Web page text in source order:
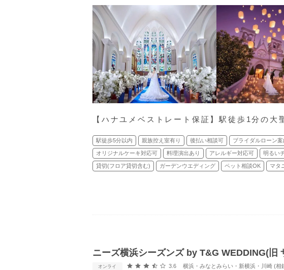
【ハナユメベストレート保証】駅徒歩1分の大
駅徒歩5分以内 親族控え室有り 後払い相談可 ブライダルローン
オリジナルケーキ対応可 料理演出あり アレルギー対応可 明るい
貸切(フロア貸切含む) ガーデンウエディング ペット相談OK マタ
ニーズ横浜シーズンズ by T&G WEDDING(旧
オンライ
口コミ評価
3.6 横浜・みなとみらい・新横浜・川崎 (相鉄線平沼橋駅) / 式